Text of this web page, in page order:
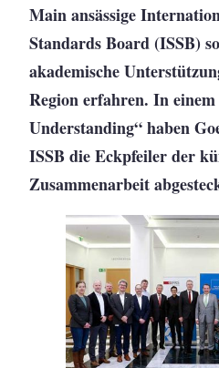
Main ansässige
Standards Board (ISSB)
akademische
Region erfahren. In
Understanding“ haben
ISSB die Eckpfeiler der
Zusammenarbeit